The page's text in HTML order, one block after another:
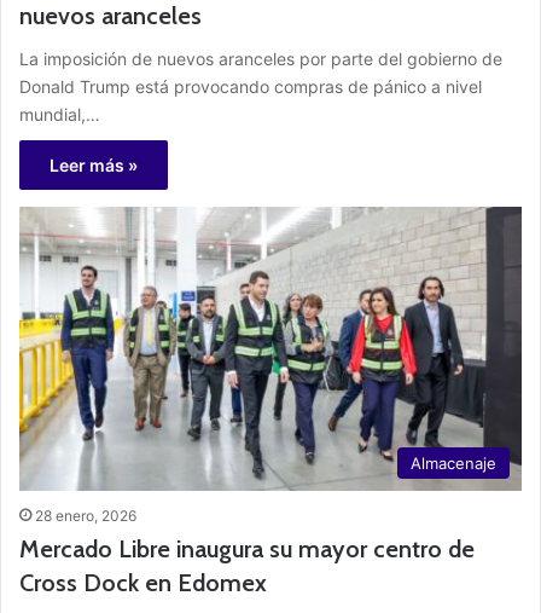
nuevos aranceles
La imposición de nuevos aranceles por parte del gobierno de
Donald Trump está provocando compras de pánico a nivel
mundial,…
Leer más »
Almacenaje
28 enero, 2026
Mercado Libre inaugura su mayor centro de
Cross Dock en Edomex